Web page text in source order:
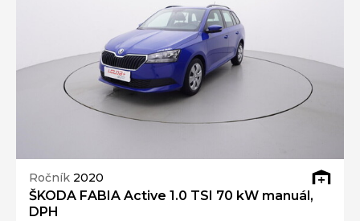
Ročník 2020
ŠKODA FABIA Active 1.0 TSI 70 kW manuál,
DPH